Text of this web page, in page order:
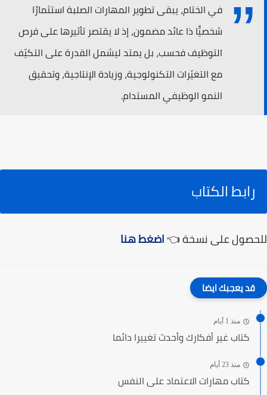
في الختام، يبقى تطوير المهارات الصلبة استثمارًا
شخصيًّا ذا عائد مضمون، إذ لا يقتصر تأثيرها على فرص
التوظيف فحسب، بل يمتد ليشمل القدرة على التكيّف
مع التغيّرات التكنولوجية، وزيادة الإنتاجية، وتحقيق
النمو الوظيفي المستدام.
رابط الكتاب
للحصول على نسخة 👈اضغط هنا
قد يعجبك ايضا
منذ 1 أيام
كتاب غير أفكارك وأحدث تغييرا دائما
منذ 23 أيام
كتاب مهارات الاعتماد على النفس